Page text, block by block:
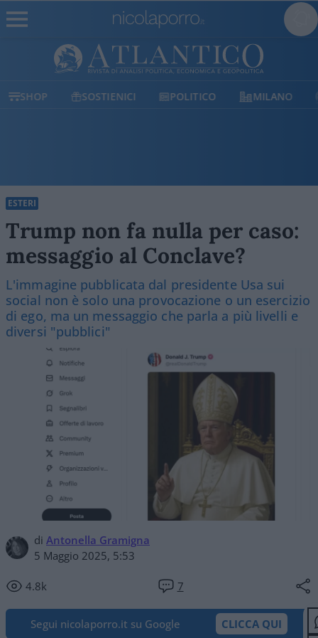
SHOP SOSTIENICI POLITICO MILANO
ESTERI
Trump non fa nulla per caso:
messaggio al Conclave?
L'immagine pubblicata dal presidente Usa sui
social non è solo una provocazione o un esercizio
di ego, ma un messaggio che parla a più livelli e
diversi "pubblici"
di Antonella Gramigna
5 Maggio 2025, 5:53
4.8k 7
Segui nicolaporro.it su Google CLICCA QUI